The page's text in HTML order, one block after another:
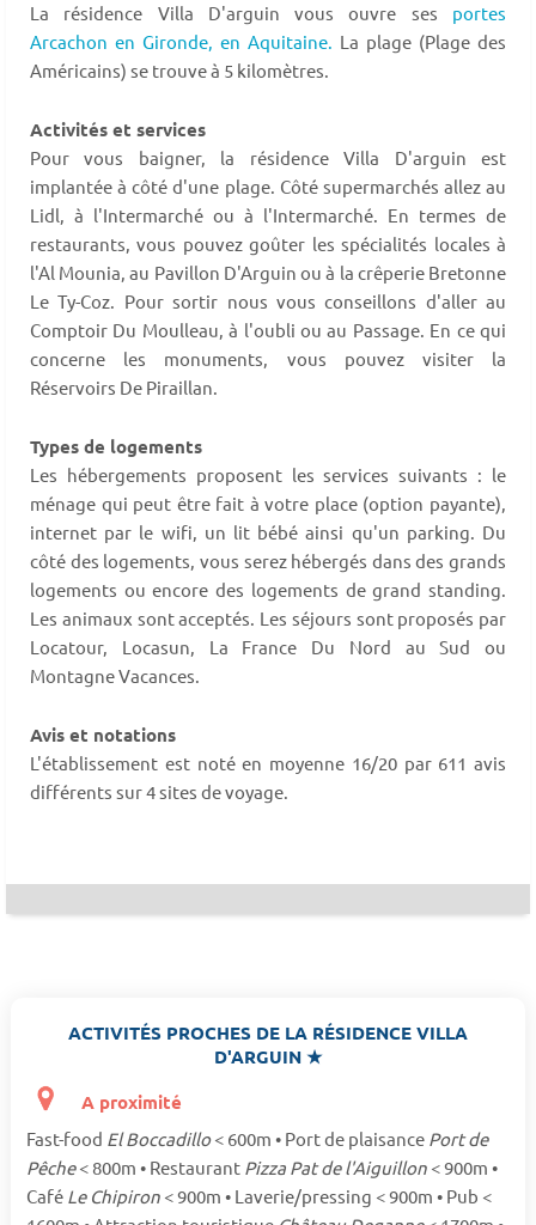
La résidence Villa D'arguin vous ouvre ses portes
Arcachon en Gironde, en Aquitaine. La plage (Plage des
Américains) se trouve à 5 kilomètres.
Activités et services
Pour vous baigner, la résidence Villa D'arguin est
implantée à côté d'une plage. Côté supermarchés allez au
Lidl, à l'Intermarché ou à l'Intermarché. En termes de
restaurants, vous pouvez goûter les spécialités locales à
l'Al Mounia, au Pavillon D'Arguin ou à la crêperie Bretonne
Le Ty-Coz. Pour sortir nous vous conseillons d'aller au
Comptoir Du Moulleau, à l'oubli ou au Passage. En ce qui
concerne les monuments, vous pouvez visiter la
Réservoirs De Piraillan.
Types de logements
Les hébergements proposent les services suivants : le
ménage qui peut être fait à votre place (option payante),
internet par le wifi, un lit bébé ainsi qu'un parking. Du
côté des logements, vous serez hébergés dans des grands
logements ou encore des logements de grand standing.
Les animaux sont acceptés. Les séjours sont proposés par
Locatour, Locasun, La France Du Nord au Sud ou
Montagne Vacances.
Avis et notations
L'établissement est noté en moyenne 16/20 par 611 avis
différents sur 4 sites de voyage.
ACTIVITÉS PROCHES DE LA RÉSIDENCE VILLA
D'ARGUIN ★
A proximité
Fast-food El Boccadillo< 600m • Port de plaisance Port de
Pêche< 800m • Restaurant Pizza Pat de l'Aiguillon < 900m •
Café Le Chipiron < 900m • Laverie/pressing < 900m • Pub <